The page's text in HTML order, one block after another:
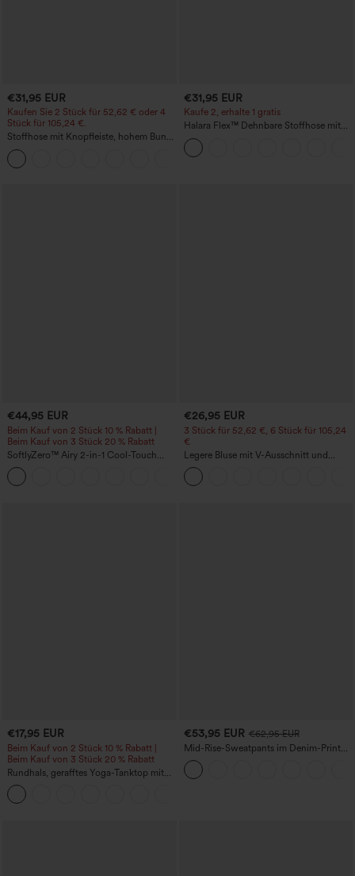
€31,95 EUR
Kaufen Sie 2 Stück für 52,62 € oder 4
Stück für 105,24 €.
Stoffhose mit Knopfleiste, hohem Bund,
mehreren Taschen und geradem Bein
€31,95 EUR
Kaufe 2, erhalte 1 gratis
Halara Flex™ Dehnbare Stoffhose mit
hohem Bund und Seitentasche hinten
€44,95 EUR
Beim Kauf von 2 Stück 10 % Rabatt |
Beim Kauf von 3 Stück 20 % Rabatt
SoftlyZero™ Airy 2-in-1 Cool-Touch
Mini-Active-Tanzkleid mit Taschen -
Easy Peezy Edition - längere Länge
€26,95 EUR
3 Stück für 52,62 €, 6 Stück für 105,24
€
Legere Bluse mit V-Ausschnitt und
kurzen Puffärmeln
€17,95 EUR
Beim Kauf von 2 Stück 10 % Rabatt |
Beim Kauf von 3 Stück 20 % Rabatt
Rundhals, gerafftes Yoga-Tanktop mit
Cool-Touch-Effekt – UPF50+
€53,95 EUR €62,95 EUR
Mid-Rise-Sweatpants im Denim-Print
aus French Terry, lässig, mit Taschen